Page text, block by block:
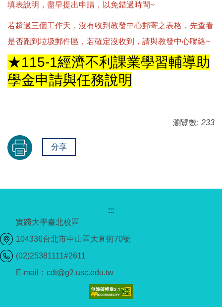
填表說明，盡早提出申請，以免錯過時間~
若超過三個工作天，沒有收到教發中心郵寄之表格，先查看
是否跑到垃圾郵件區，若確定沒收到，請與教發中心聯絡~
★115-1經濟不利課業學習輔導助
學金申請與任務說明
瀏覽數: 233
分享
:::
實踐大學臺北校區
104336台北市中山區大直街70號
(02)25381111#2611
E-mail：cdt@g2.usc.edu.tw